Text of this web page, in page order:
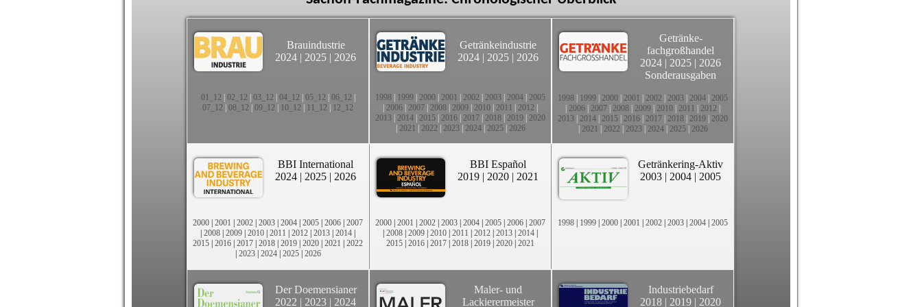
Brauindustrie
2024 | 2025 | 2026
01_12 02_12 03_12 04_12 05_12 06_12
07_12
08_12 09_12 10_12 11_12 12_12
Getränkeindustrie
2024 | 2025 | 2026
1998 1999 2000 2001 2002 2003 2004 2005
2006 2007 2008 2009 2010 2011 2012
2013 2014 2015 2016 2017 2018 2019 2020
2021 2022 2023| 2024| 2025| 2026
Getränke-
fachgroßhandel
2024 | 2025 | 2026
Sonderausgaben
1998 1999 2000 2001 2002 2003 2004 2005
2006 2007 2008 2009 2010 2011 2012
2013 2014 2015 2016 2017 2018 2019 2020
2021 2022 2023| 2024| 2025| 2026
BBI International
2024 | 2025 | 2026
2000 | 2001 | 2002 | 2003 | 2004 | 2005 | 2006 | 2007
| 2008 | 2009 | 2010 | 2011 | 2012 | 2013 | 2014 |
2015 | 2016 | 2017 | 2018 | 2019 | 2020 | 2021 | 2022
| 2023| 2024| 2025| 2026
BBI Español
2019 | 2020 | 2021
2000 | 2001 | 2002 | 2003 | 2004 | 2005 | 2006 | 2007
| 2008 | 2009 | 2010 | 2011 | 2012 | 2013 | 2014 |
2015 | 2016 | 2017 | 2018 | 2019 | 2020 | 2021
Getränkering-Aktiv
2003 | 2004 | 2005
1998 | 1999 | 2000 | 2001 | 2002 | 2003 | 2004 | 2005
Der Doemensianer
2022 | 2023 | 2024
Maler- und
Lackierermeister
Industriebedarf
2018 | 2019 | 2020